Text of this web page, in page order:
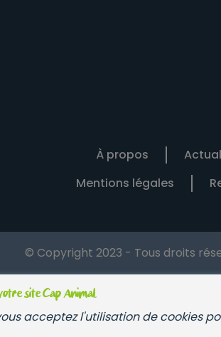
site Cap Animal.
acceptez l'utilisation de cookies
À propos
Mentions légales
© Copyright 2023 - Tous droits